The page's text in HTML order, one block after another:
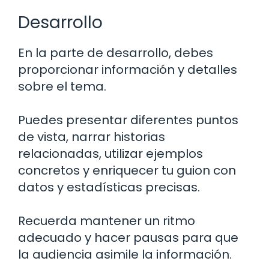
Desarrollo
En la parte de desarrollo, debes
proporcionar información y detalles
sobre el tema.
Puedes presentar diferentes puntos
de vista, narrar historias
relacionadas, utilizar ejemplos
concretos y enriquecer tu guion con
datos y estadísticas precisas.
Recuerda mantener un ritmo
adecuado y hacer pausas para que
la audiencia asimile la información.